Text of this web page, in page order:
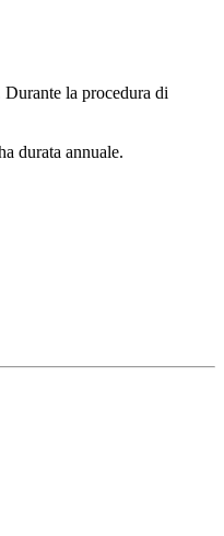
Durante la procedura di
durata annuale.